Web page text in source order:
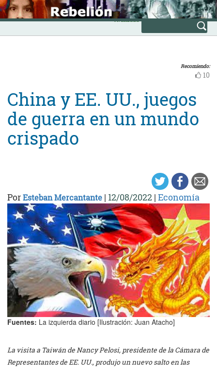
Skip
to
content
INICIO
Avanzada
Recomiendo:
10
China y EE. UU., juegos
de guerra en un mundo
crispado
PorEsteban Mercantante | 12/08/2022 | Economía
Fuentes: La izquierda diario [Ilustración: Juan Atacho]
La visita a Taiwán de Nancy Pelosi, presidente de la Cámara de
Representantes de EE. UU., produjo un nuevo salto en las